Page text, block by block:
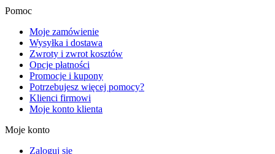
Pomoc
Moje zamówienie
Wysyłka i dostawa
Zwroty i zwrot kosztów
Opcje płatności
Promocje i kupony
Potrzebujesz więcej pomocy?
Klienci firmowi
Moje konto klienta
Moje konto
Zaloguj się